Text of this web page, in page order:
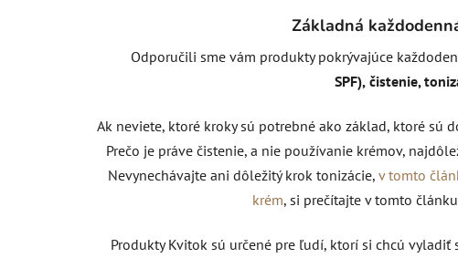
Základná
Odporučili sme vám produkty pokrývajúce
SPF), čistenie,
Ak neviete, ktoré kroky sú potrebné ako základ, ktoré sú
Prečo je práve čistenie, a nie používanie krémov,
Nevynechávajte ani dôležitý krok tonizácie, v tomto
krém, si prečítajte v tomto
Produkty Kvitok sú určené pre ľudí, ktorí si chcú